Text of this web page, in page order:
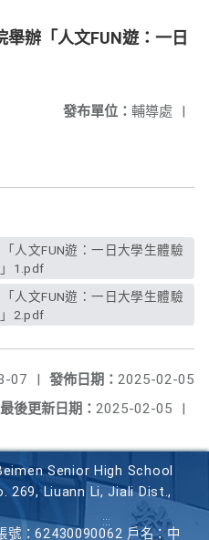
辦「人文FUN遊：一日
發布單位： 輔導處 |
1.pdf
2.pdf
發佈日期： 2025-02-05
07
|
最後更新日期： 2025-02-05 |
Senior High School
269, Liuann Li, Jiali Dist.,
號：62430090062 戶名：中